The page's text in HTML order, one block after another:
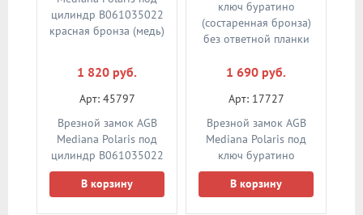
1 820 руб.
Арт: 45797
Врезной замок AGB
Mediana Polaris под
цилиндр В061035022
красная бронза (медь)
В корзину
1 690 руб.
Арт: 17727
Врезной замок AGB
Mediana Polaris под
ключ буратино
(состаренная бронза)
без ответной планки
В корзину